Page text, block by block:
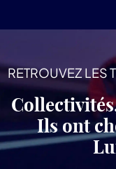
RETROUVEZ LES
Ils ont